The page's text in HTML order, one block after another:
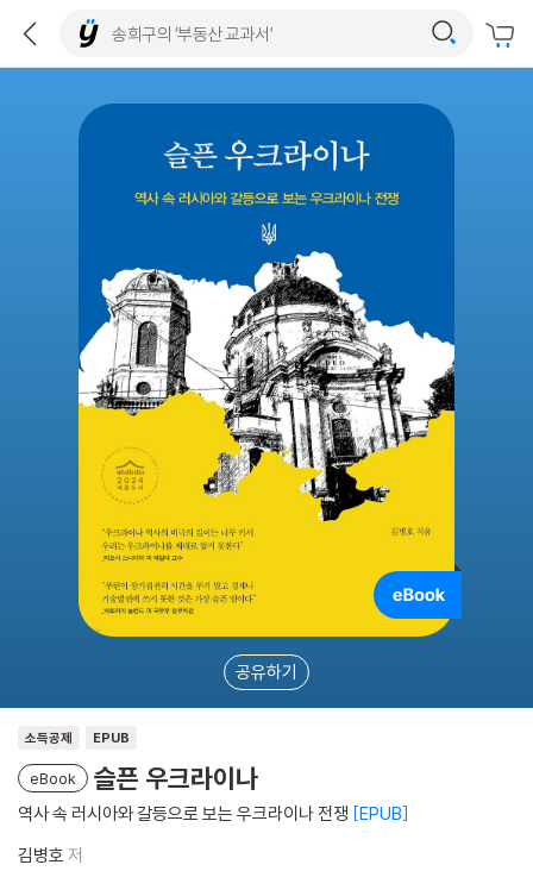
공유하기
소득공제 EPUB
eBook 슬픈 우크라이나
역사 속 러시아와 갈등으로 보는 우크라이나 전쟁 EPUB
김병호 저